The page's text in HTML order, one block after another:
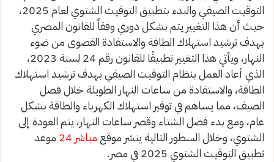
التوقيت الصيفي والبدء بتطبيق التوقيت الشتوي لعام 2025،
حيث أن هذا التغيير يتم بشكل دوري وفقاً للقانون المصري
بهدف ترشيد استهلاك الطاقة والاستفادة القصوى من ضوء
النهار، ويأتي هذا التغيير تطبيقًا للقانون رقم 24 لسنة 2023،
الذي أعاد العمل بنظام التوقيت الصيفي بهدف ترشيد استهلاك
الطاقة، والاستفادة من ساعات النهار الطويلة خلال فصل
الصيف، مما يساهم في توفير استهلاك الكهرباء والطاقة بشكل
عام، ومع بدء فصل الشتاء وقصر ساعات النهار، يتم العودة إلى
الشتوي، وخلال السطور التالية ينشر موقع مباشر 24
موعد
تطبيق التوقيت الشتوي 2025 في مصر.